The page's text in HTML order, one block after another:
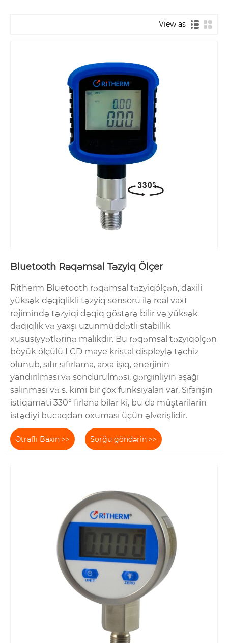
View as
Bluetooth Rəqəmsal Təzyiq Ölçer
Ritherm Bluetooth rəqəmsal təzyiqölçən, daxili
yüksək dəqiqlikli təzyiq sensoru ilə real vaxt
rejimində təzyiqi dəqiq göstərə bilir və yüksək
dəqiqlik və yaxşı uzunmüddətli stabillik
xüsusiyyətlərinə malikdir. Bu rəqəmsal təzyiqölçən
böyük ölçülü LCD maye kristal displeylə təchiz
olunub, sıfır sıfırlama, arxa işıq, enerjinin
yandırılması və söndürülməsi, gərginliyin aşağı
salınması və s. kimi bir çox funksiyaları var. Sifarişin
istiqaməti 330° fırlana bilər ki, bu da müştərilərin
istədiyi bucaqdan oxuması üçün əlverişlidir.
Ətraflı Baxın >> Sorğu göndərin >>